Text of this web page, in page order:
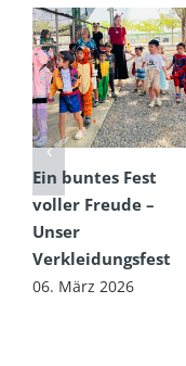
Ein buntes Fest
voller Freude –
Unser
Verkleidungsfest
06. März 2026